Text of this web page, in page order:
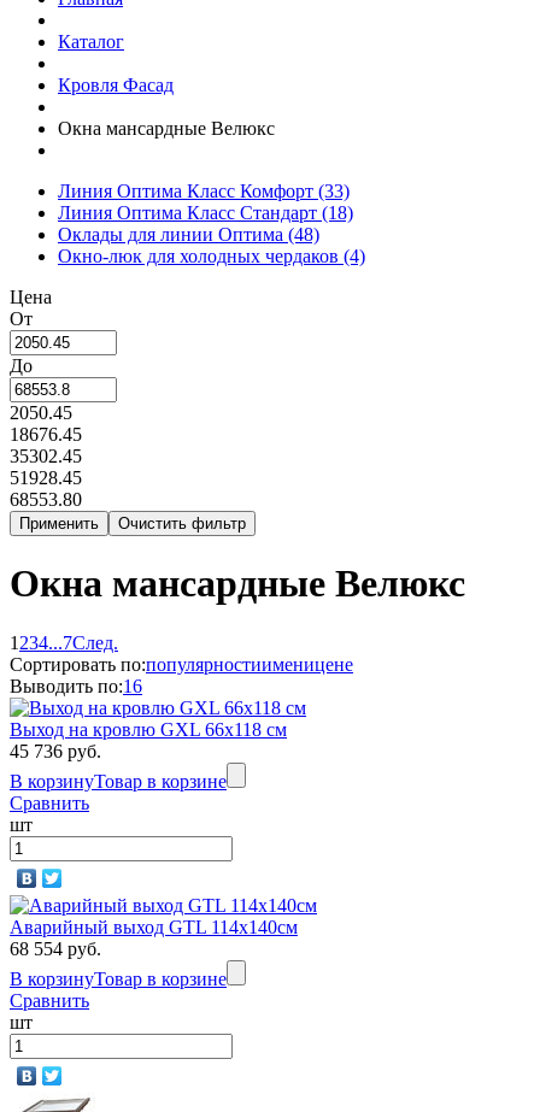
Каталог
Кровля Фасад
Окна мансардные Велюкс
Линия Оптима Класс Комфорт (33)
Линия Оптима Класс Стандарт (18)
Оклады для линии Оптима (48)
Окно-люк для холодных чердаков (4)
Цена
От
До
2050.45
18676.45
35302.45
51928.45
68553.80
Окна мансардные Велюкс
1 234...7След.
Сортировать по:популярностиименицене
Выводить по:16
Выход на кровлю GXL 66х118 см
45 736 руб.
В корзинуТовар в корзине
Сравнить
шт
Аварийный выход GTL 114х140см
68 554 руб.
В корзинуТовар в корзине
Сравнить
шт